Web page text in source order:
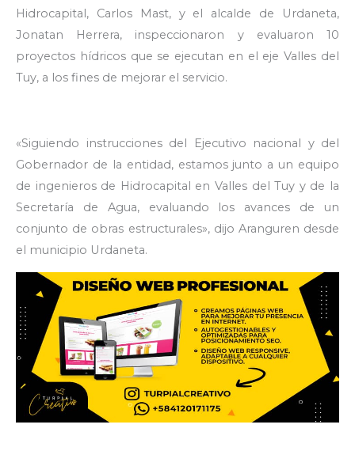
Hidrocapital, Carlos Mast, y el alcalde de Urdaneta,
Jonatan Herrera, inspeccionaron y evaluaron 10
proyectos hídricos que se ejecutan en el eje Valles del
Tuy, a los fines de mejorar el servicio.
«Siguiendo instrucciones del Ejecutivo nacional y del
Gobernador de la entidad, estamos junto a un equipo
de ingenieros de Hidrocapital en Valles del Tuy y de la
Secretaría de Agua, evaluando los avances de un
conjunto de obras estructurales», dijo Aranguren desde
el municipio Urdaneta.